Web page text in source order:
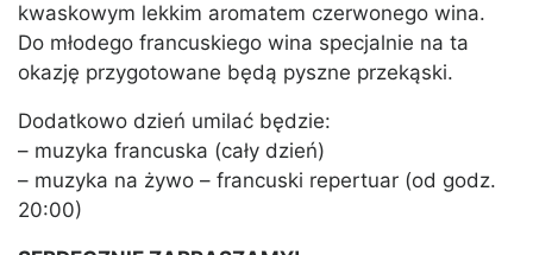
kwaskowym lekkim aromatem czerwonego wina.
Do młodego francuskiego wina specjalnie na ta
okazję przygotowane będą pyszne przekąski.
Dodatkowo dzień umilać będzie:
– muzyka francuska (cały dzień)
– muzyka na żywo – francuski repertuar (od godz.
20:00)